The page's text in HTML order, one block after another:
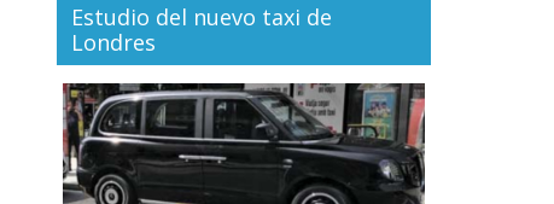
Estudio del nuevo taxi de
Londres